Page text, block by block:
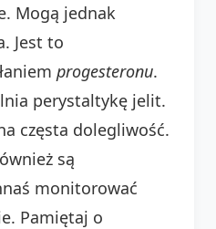
Mogą jednak
Jest to
progesteronu.
perystaltykę jelit.
częsta dolegliwość.
są
monitorować
Pamiętaj o